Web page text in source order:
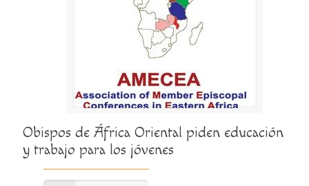
Obispos de África Oriental piden educación
y trabajo para los jóvenes